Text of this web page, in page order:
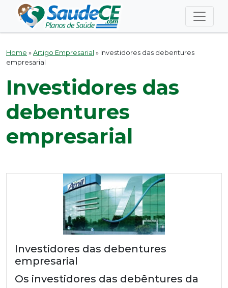
Home » Artigo Empresarial » Investidores das debentures
empresarial
Investidores das
debentures
empresarial
Investidores das debentures
empresarial
Os investidores das debêntures da